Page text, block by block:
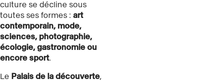
culture se décline sous
toutes ses formes : art
contemporain, mode,
sciences, photographie,
écologie, gastronomie ou
encore sport.
Le Palais de la découverte,